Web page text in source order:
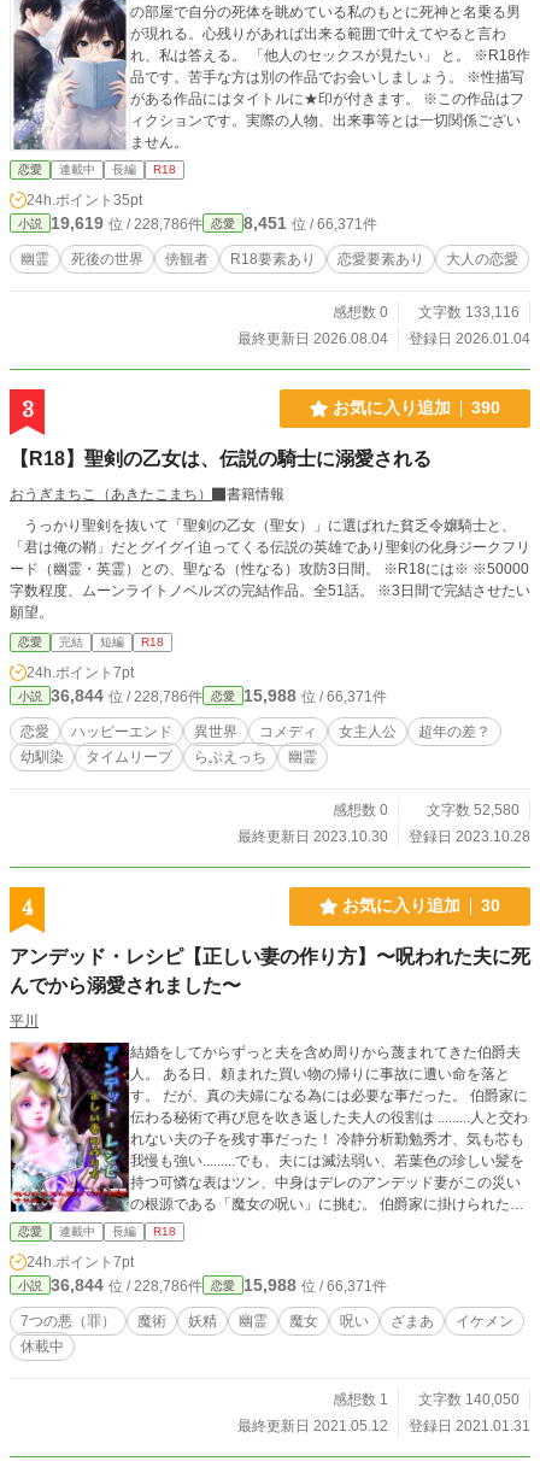
の部屋で自分の死体を眺めている私のもとに死神と名乗る男
が現れる。心残りがあれば出来る範囲で叶えてやると言わ
れ、私は答える。 「他人のセックスが見たい」 と。 ※R18作
品です。苦手な方は別の作品でお会いしましょう。 ※性描写
がある作品にはタイトルに★印が付きます。 ※この作品はフ
ィクションです。実際の人物、出来事等とは一切関係ござい
ません。
恋愛 連載中 長編 R18
24h.ポイント 35pt
小説 19,619 位 / 228,786件 恋愛 8,451 位 / 66,371件
幽霊 死後の世界 傍観者 R18要素あり 恋愛要素あり 大人の恋愛
感想数 0
文字数 133,116
最終更新日 2026.08.04
登録日 2026.01.04
3 お気に入り追加 390
【R18】聖剣の乙女は、伝説の騎士に溺愛される
おうぎまちこ（あきたこまち）
書籍情報
うっかり聖剣を抜いて「聖剣の乙女（聖女）」に選ばれた貧乏令嬢騎士と、
「君は俺の鞘」だとグイグイ迫ってくる伝説の英雄であり聖剣の化身ジークフリ
ード（幽霊・英霊）との、聖なる（性なる）攻防3日間。 ※R18には※ ※50000
字数程度、ムーンライトノベルズの完結作品。全51話。 ※3日間で完結させたい
願望。
恋愛 完結 短編 R18
24h.ポイント 7pt
小説 36,844 位 / 228,786件 恋愛 15,988 位 / 66,371件
恋愛 ハッピーエンド 異世界 コメディ 女主人公
超年の差？
幼馴染
タイムリープ らぶえっち 幽霊
感想数 0
文字数 52,580
最終更新日 2023.10.30
登録日 2023.10.28
4 お気に入り追加 30
アンデッド・レシピ【正しい妻の作り方】〜呪われた夫に死
んでから溺愛されました〜
平川
結婚をしてからずっと夫を含め周りから蔑まれてきた伯爵夫
人。 ある日、頼まれた買い物の帰りに事故に遭い命を落と
す。 だが、真の夫婦になる為には必要な事だった。 伯爵家に
伝わる秘術で再び息を吹き返した夫人の役割は .........人と交わ
れない夫の子を残す事だった！ 冷静分析勤勉秀才、気も芯も
我慢も強い.........でも、夫には滅法弱い、若葉色の珍しい髪を
持つ可憐な表はツン、中身はデレのアンデッド妻がこの災い
の根源である「魔女の呪い」に挑む。 伯爵家に掛けられた呪
いとは？ 真の妻になる方法とは？ ライラックの魔女の正体
は？ 呪いを解く方法とは？ 正妻vs愛人（？？？）の戦いの結
末、 そして夫婦の行く末は......... 「私、本当は凄く強いの」
強靭な身体を手に入れた妻は拳で語る？ 一度死んでからの両
片想いジレジレ甘々夫婦ファンタジー第三弾。 ◆作中に出
て来るおまじないの内容、その他設定は全てフィクションで
番には＊＊、その他性描写には＊が付きます。 ● 【愛した人
は青空の瞳〜御使いシラサギと3つの選択〜】& ● 【R18風神
恋愛 連載中 長編 R18
24h.ポイント 7pt
小説 36,844 位 / 228,786件 恋愛 15,988 位 / 66,371件
7つの悪（罪） 魔術 妖精 幽霊 魔女 呪い ざまあ
イケメン
休載中
感想数 1
文字数 140,050
最終更新日 2021.05.12
登録日 2021.01.31